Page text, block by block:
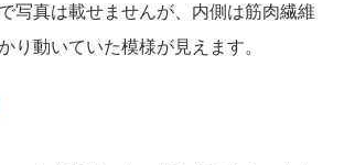
写真は載せませんが、内側は筋肉繊維
り動いていた模様が見えます。